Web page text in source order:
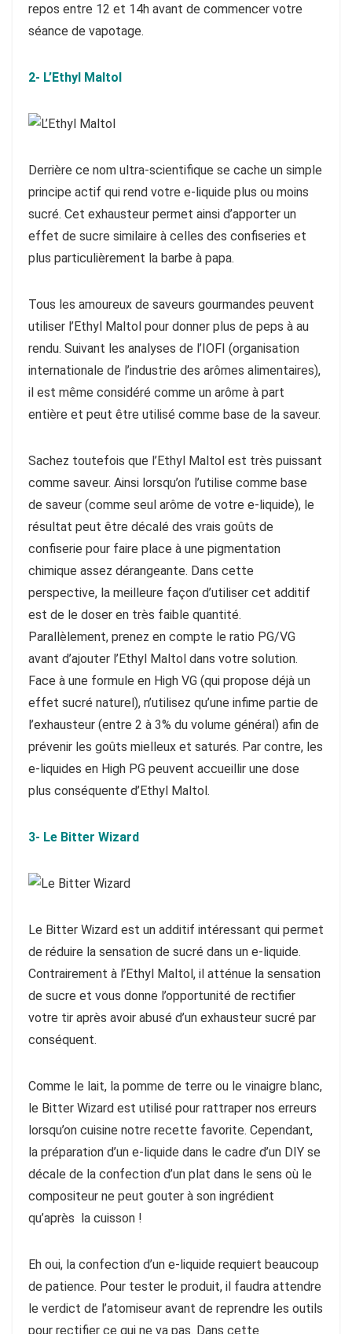
repos entre 12 et 14h avant de commencer votre
séance de vapotage.
2- L’Ethyl Maltol
Derrière ce nom ultra-scientifique se cache un simple
principe actif qui rend votre e-liquide plus ou moins
sucré. Cet exhausteur permet ainsi d’apporter un
effet de sucre similaire à celles des confiseries et
plus particulièrement la barbe à papa.
Tous les amoureux de saveurs gourmandes peuvent
utiliser l’Ethyl Maltol pour donner plus de peps à au
rendu. Suivant les analyses de l’IOFI (organisation
internationale de l’industrie des arômes alimentaires),
il est même considéré comme un arôme à part
entière et peut être utilisé comme base de la saveur.
Sachez toutefois que l’Ethyl Maltol est très puissant
comme saveur. Ainsi lorsqu’on l’utilise comme base
de saveur (comme seul arôme de votre e-liquide), le
résultat peut être décalé des vrais goûts de
confiserie pour faire place à une pigmentation
chimique assez dérangeante. Dans cette
perspective, la meilleure façon d’utiliser cet additif
est de le doser en très faible quantité.
Parallèlement, prenez en compte le ratio PG/VG
avant d’ajouter l’Ethyl Maltol dans votre solution.
Face à une formule en High VG (qui propose déjà un
effet sucré naturel), n’utilisez qu’une infime partie de
l’exhausteur (entre 2 à 3% du volume général) afin de
prévenir les goûts mielleux et saturés. Par contre, les
e-liquides en High PG peuvent accueillir une dose
plus conséquente d’Ethyl Maltol.
3- Le Bitter Wizard
Le Bitter Wizard est un additif intéressant qui permet
de réduire la sensation de sucré dans un e-liquide.
Contrairement à l’Ethyl Maltol, il atténue la sensation
de sucre et vous donne l’opportunité de rectifier
votre tir après avoir abusé d’un exhausteur sucré par
conséquent.
Comme le lait, la pomme de terre ou le vinaigre blanc,
le Bitter Wizard est utilisé pour rattraper nos erreurs
lorsqu’on cuisine notre recette favorite. Cependant,
la préparation d’un e-liquide dans le cadre d’un DIY se
décale de la confection d’un plat dans le sens où le
compositeur ne peut gouter à son ingrédient
qu’après la cuisson !
Eh oui, la confection d’un e-liquide requiert beaucoup
de patience. Pour tester le produit, il faudra attendre
le verdict de l’atomiseur avant de reprendre les outils
pour rectifier ce qui ne va pas. Dans cette